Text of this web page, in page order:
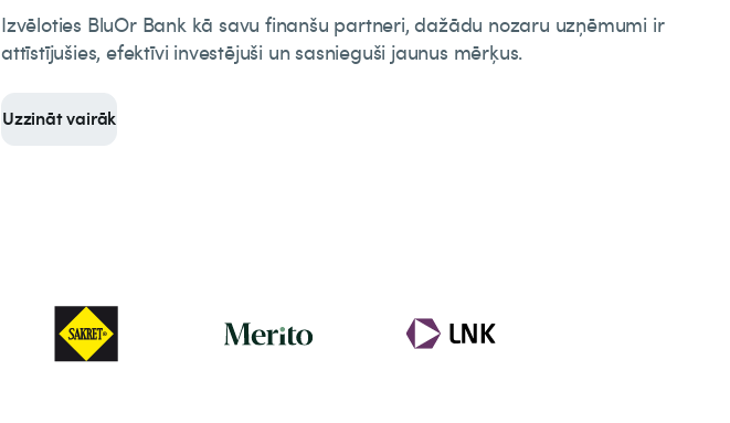
Izvēloties BluOr Bank kā savu finanšu partneri, dažādu nozaru uzņēmumi ir
attīstījušies, efektīvi investējuši un sasnieguši jaunus mērķus.
Uzzināt vairāk